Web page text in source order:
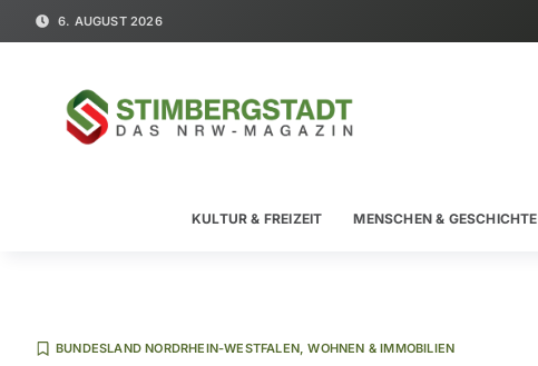
6. AUGUST 2026
KULTUR & FREIZEIT MENSCHEN &
BUNDESLAND NORDRHEIN-WESTFALEN,WOHNEN & IMMOBILIEN